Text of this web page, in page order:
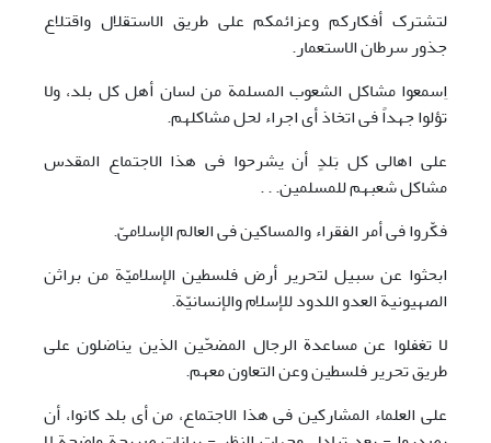
لتشترک أفکارکم وعزائمکم علی طریق الاستقلال واقتلاع
جذور سرطان الاستعمار.
اِسمعوا مشاکل الشعوب المسلمة من لسان أهل کل بلد، ولا
تؤلوا جهداً فی اتخاذ أی اجراء لحل مشاکلهم.
علی اهالی کل بَلدٍ أن یشرحوا فی هذا الاجتماع المقدس
مشاکل شعبهم للمسلمین. . .
فکّروا فی أمر الفقراء والمساکین فی العالم الإسلامیّ.
ابحثوا عن سبیل لتحریر أرض فلسطین الإسلامیّة من براثن
الصهیونیة العدو اللدود للإسلام والإنسانیّة.
لا تغفلوا عن مساعدة الرجال المضحّین الذین یناضلون علی
طریق تحریر فلسطین وعن التعاون معهم.
علی العلماء المشارکین فی هذا الاجتماع، من أی بلد کانوا، أن